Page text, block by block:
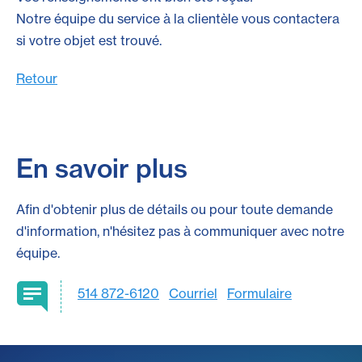
Notre équipe du service à la clientèle vous contactera
si votre objet est trouvé.
Retour
En savoir plus
Afin d'obtenir plus de détails ou pour toute demande
d'information, n'hésitez pas à communiquer avec notre
équipe.
514 872-6120 Courriel Formulaire